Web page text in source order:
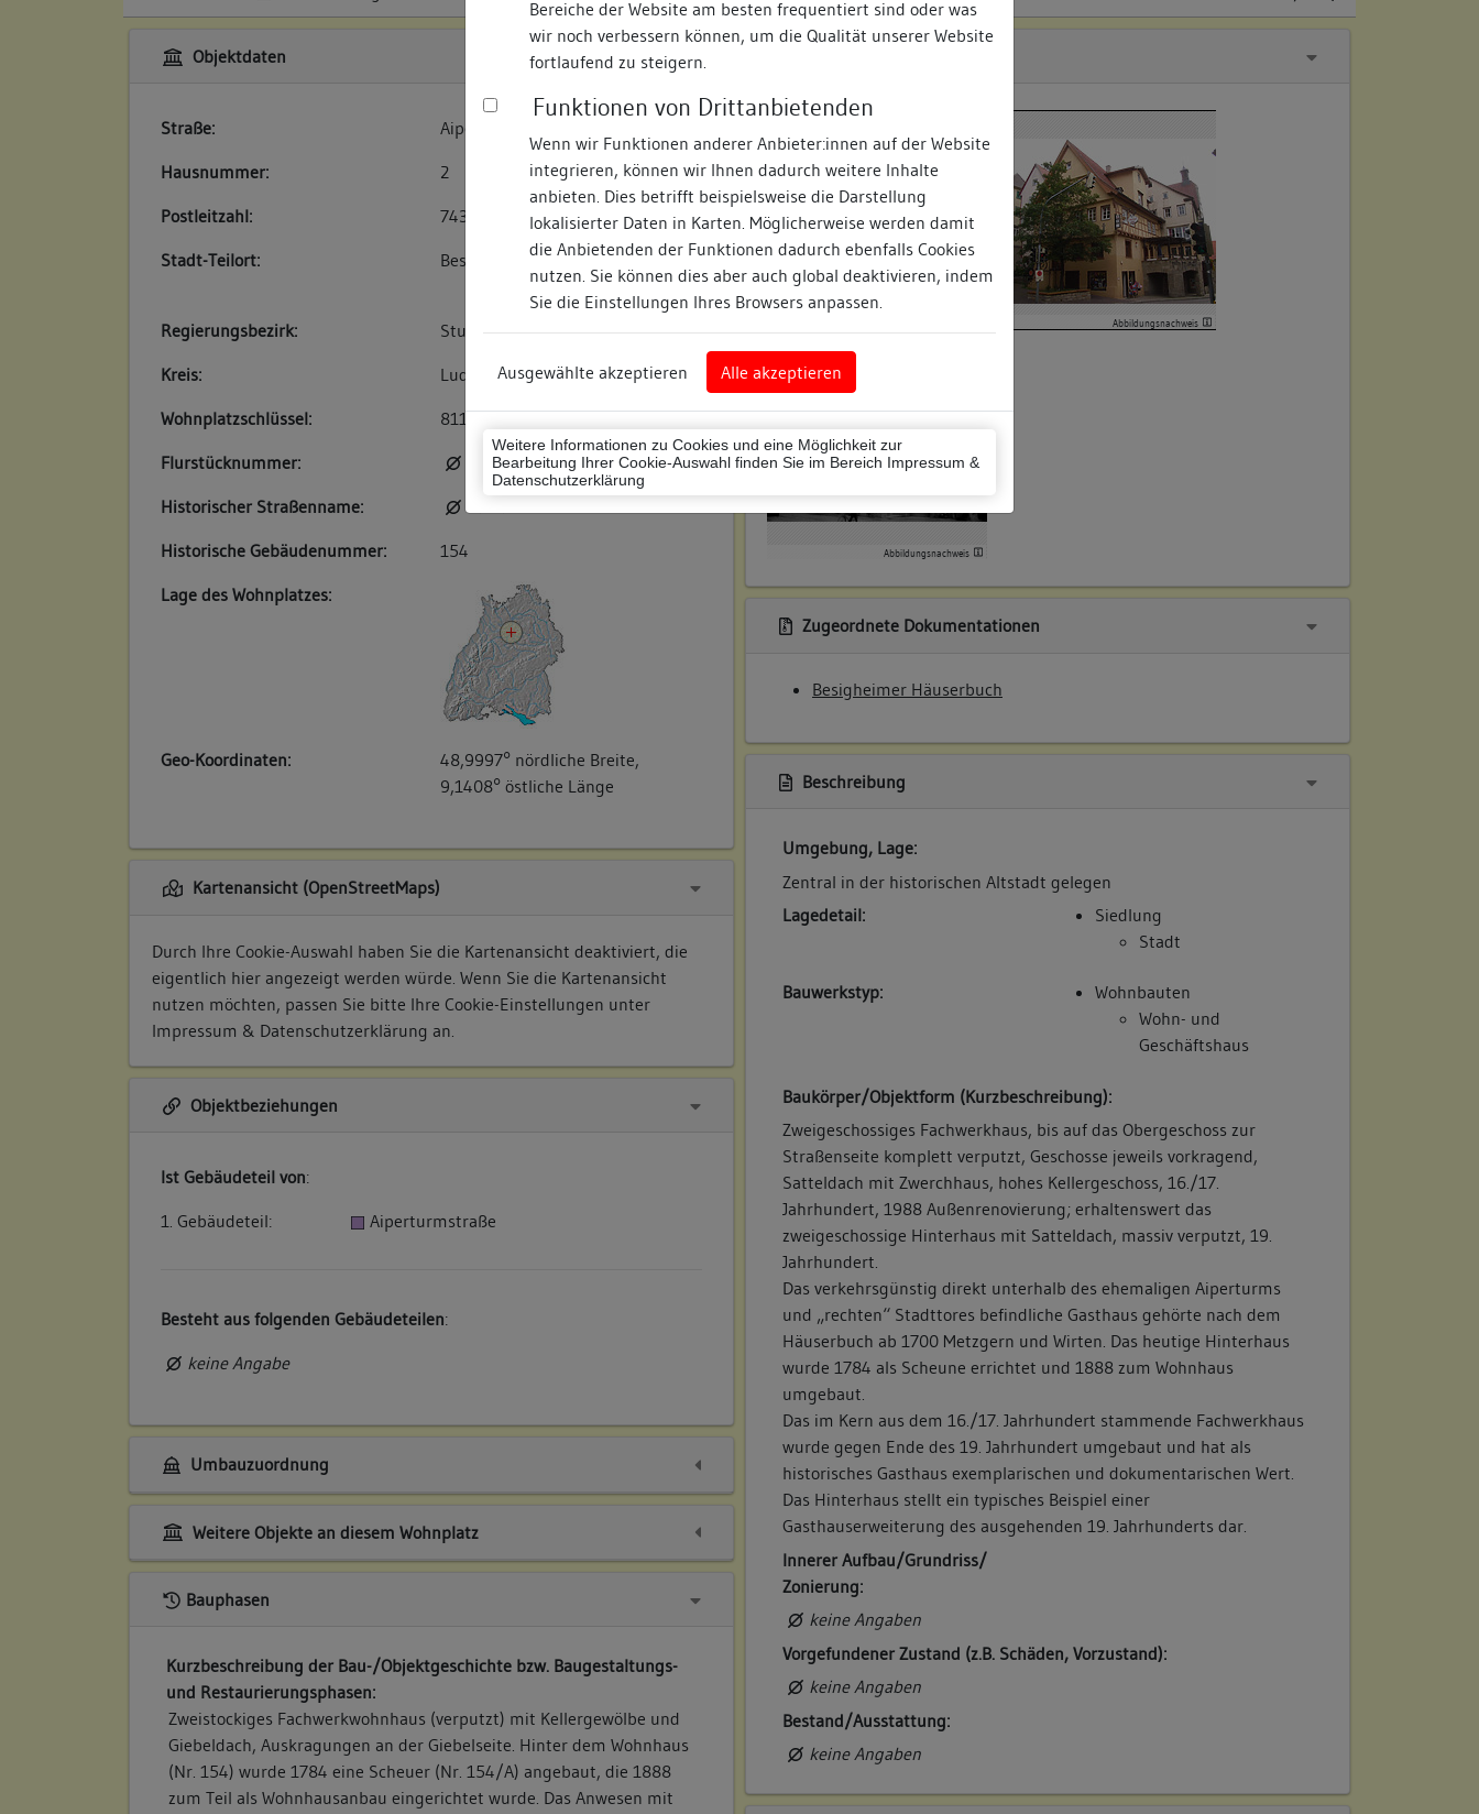
Bereiche der Website am besten frequentiert sind oder was
wir noch verbessern können, um die Qualität unserer Website
fortlaufend zu steigern.
Funktionen von Drittanbietenden
Wenn wir Funktionen anderer Anbieter:innen auf der Website
integrieren, können wir Ihnen dadurch weitere Inhalte
anbieten. Dies betrifft beispielsweise die Darstellung
lokalisierter Daten in Karten. Möglicherweise werden damit
die Anbietenden der Funktionen dadurch ebenfalls Cookies
nutzen. Sie können dies aber auch global deaktivieren, indem
Sie die Einstellungen Ihres Browsers anpassen.
Ausgewählte akzeptieren Alle akzeptieren
Weitere Informationen zu Cookies und eine Möglichkeit zur
Bearbeitung Ihrer Cookie-Auswahl finden Sie im Bereich Impressum &
Datenschutzerklärung
Objektdaten
Straße:
Aiperturmstraße
Hausnummer:
2
Postleitzahl:
74354
Stadt-Teilort:
Besigheim
Regierungsbezirk:
Stuttgart
Kreis:
Ludwigsburg (Landkreis)
Wohnplatzschlüssel:
8118007001
Flurstücknummer:
keine
Historischer Straßenname:
keiner
Historische Gebäudenummer:
154
Lage des Wohnplatzes:
Geo-Koordinaten:
48,9997° nördliche Breite,
9,1408° östliche Länge
Kartenansicht (OpenStreetMaps)
Durch Ihre Cookie-Auswahl haben Sie die Kartenansicht deaktiviert, die
eigentlich hier angezeigt werden würde. Wenn Sie die Kartenansicht
nutzen möchten, passen Sie bitte Ihre Cookie-Einstellungen unter
Impressum & Datenschutzerklärung an.
Objektbeziehungen
Ist Gebäudeteil von:
1. Gebäudeteil:
Aiperturmstraße
Besteht aus folgenden Gebäudeteilen:
keine Angabe
Umbauzuordnung
Weitere Objekte an diesem Wohnplatz
Bauphasen
Kurzbeschreibung der Bau-/Objektgeschichte bzw. Baugestaltungs-
und Restaurierungsphasen:
Zweistockiges Fachwerkwohnhaus (verputzt) mit Kellergewölbe und
Giebeldach, Auskragungen an der Giebelseite. Hinter dem Wohnhaus
(Nr. 154) wurde 1784 eine Scheuer (Nr. 154/A) angebaut, die 1888
zum Teil als Wohnhausanbau eingerichtet wurde. Das Anwesen mit
Abbildungsnachweis
Abbildungsnachweis
Zugeordnete Dokumentationen
Besigheimer Häuserbuch
Beschreibung
Umgebung, Lage:
Zentral in der historischen Altstadt gelegen
Lagedetail:
Siedlung
Stadt
Bauwerkstyp:
Wohnbauten
Wohn- und
Geschäftshaus
Baukörper/Objektform (Kurzbeschreibung):
Zweigeschossiges Fachwerkhaus, bis auf das Obergeschoss zur
Straßenseite komplett verputzt, Geschosse jeweils vorkragend,
Satteldach mit Zwerchhaus, hohes Kellergeschoss, 16./17.
Jahrhundert, 1988 Außenrenovierung; erhaltenswert das
zweigeschossige Hinterhaus mit Satteldach, massiv verputzt, 19.
Jahrhundert.
Das verkehrsgünstig direkt unterhalb des ehemaligen Aiperturms
und „rechten“ Stadttores befindliche Gasthaus gehörte nach dem
Häuserbuch ab 1700 Metzgern und Wirten. Das heutige Hinterhaus
wurde 1784 als Scheune errichtet und 1888 zum Wohnhaus
umgebaut.
Das im Kern aus dem 16./17. Jahrhundert stammende Fachwerkhaus
wurde gegen Ende des 19. Jahrhundert umgebaut und hat als
historisches Gasthaus exemplarischen und dokumentarischen Wert.
Das Hinterhaus stellt ein typisches Beispiel einer
Gasthauserweiterung des ausgehenden 19. Jahrhunderts dar.
Innerer Aufbau/Grundriss/
Zonierung:
keine Angaben
Vorgefundener Zustand (z.B. Schäden, Vorzustand):
keine Angaben
Bestand/Ausstattung:
keine Angaben